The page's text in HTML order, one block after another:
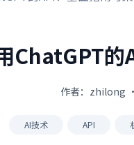
ChatGPT的
作者：zhilong
AI技术 API